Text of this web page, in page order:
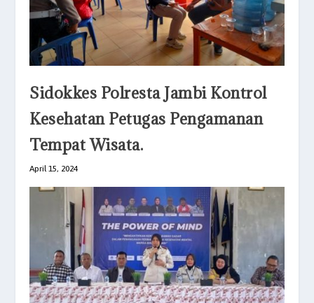
Sidokkes Polresta Jambi Kontrol
Kesehatan Petugas Pengamanan
Tempat Wisata.
April 15, 2024